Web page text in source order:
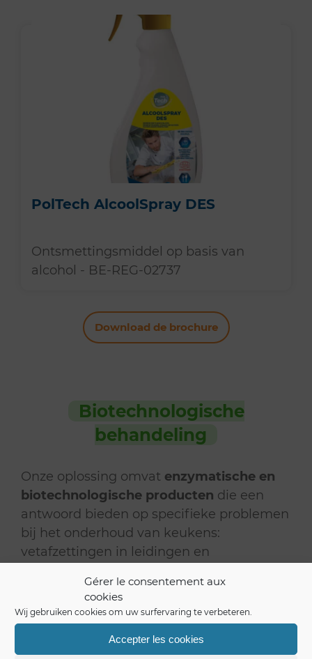
Gérer le consentement aux
cookies
Wij gebruiken cookies om uw surfervaring te verbeteren.
Accepter les cookies
PolTech AlcoolSpray DES
Ontsmettingsmiddel op basis van
alcohol - BE-REG-02737
Download de brochure
Biotechnologische
behandeling
Onze oplossing omvat enzymatische en
biotechnologische producten die een
antwoord bieden op specifieke problemen
bij het onderhoud van keukens:
vetafzettingen in leidingen en
gladde vloeren.